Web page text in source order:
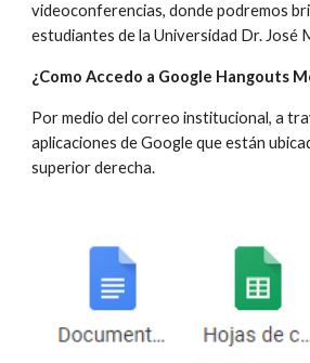
videoconferencias, donde podremos
estudiantes de la Universidad Dr. José
¿Como Accedo a Google Hangouts
Por medio del correo institucional, a
aplicaciones de Google que están
superior derecha.